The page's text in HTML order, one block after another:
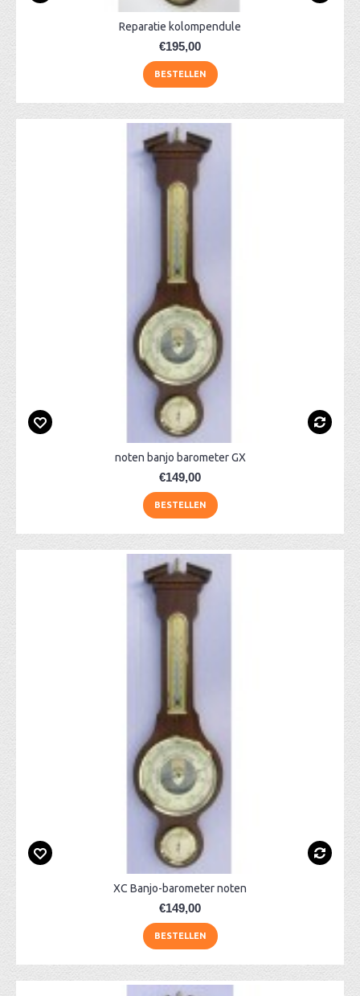
Reparatie kolompendule
€195,00
BESTELLEN
noten banjo barometer GX
€149,00
BESTELLEN
XC Banjo-barometer noten
€149,00
BESTELLEN